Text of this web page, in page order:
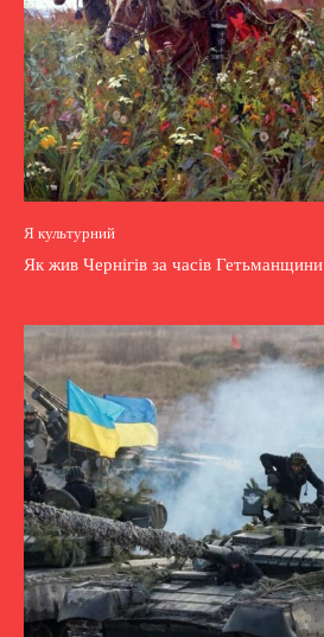
Я культурний
Як жив Чернігів за часів Гетьманщини